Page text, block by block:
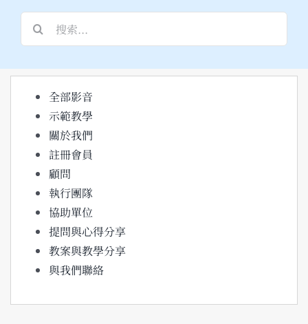
果：
全部影音
示範教學
關於我們
註冊會員
顧問
執行團隊
協助單位
提問與心得分享
教案與教學分享
與我們聯絡